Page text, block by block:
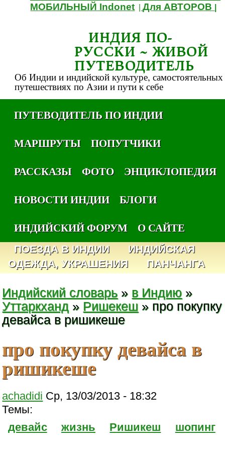
МОБИЛЬНЫЙ Indonet |Для АВТОРОВ
ИНДИЯ ПО-
РУССКИ ~ ЖИВОЙ
ПУТЕВОДИТЕЛЬ
Об Индии и индийской культуре, самостоятельных
путешествиях по Азии и пути к себе
ПУТЕВОДИТЕЛЬ ПО ИНДИИ
МАРШРУТЫ
ПОПУТЧИКИ
РАССКАЗЫ
ФОТО
ЭНЦИКЛОПЕДИЯ
НОВОСТИ ИНДИИ
БЛОГИ
ИНДИЙСКИЙ ФОРУМ
О САЙТЕ
ПОЕЗДА В ИНДИИ
ИНДИЙСКАЯ
ОДЕЖДА, УКРАШЕНИЯ
ПАНЧАНГА
Индийский словарь » в Индию »
Уттаркханд » Ришекеш » про покупку
девайса в ришикеше
про покупку девайса в
ришикеше
achadidi Ср, 13/03/2013 - 18:32
Темы:
девайс
жизнь Ришикеш шопинг